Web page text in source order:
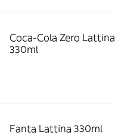
Coca-Cola Zero Lattina
330ml
Fanta Lattina 330ml